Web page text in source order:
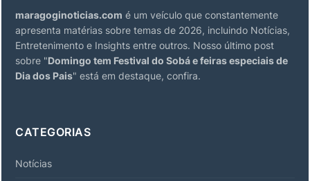
maragoginoticias.com é um veículo que constantemente
apresenta matérias sobre temas de 2026, incluindo Notícias,
Entretenimento e Insights entre outros. Nosso último post
sobre "Domingo tem Festival do Sobá e feiras especiais de
Dia dos Pais" está em destaque, confira.
CATEGORIAS
Notícias